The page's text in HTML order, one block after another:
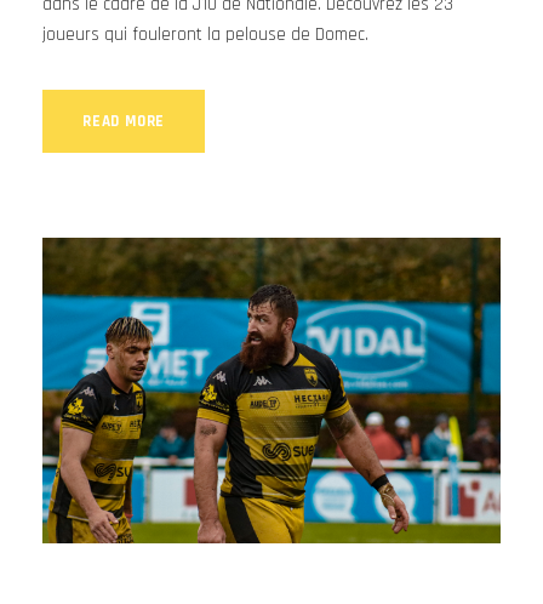
joueurs qui fouleront la pelouse de Domec.
READ MORE